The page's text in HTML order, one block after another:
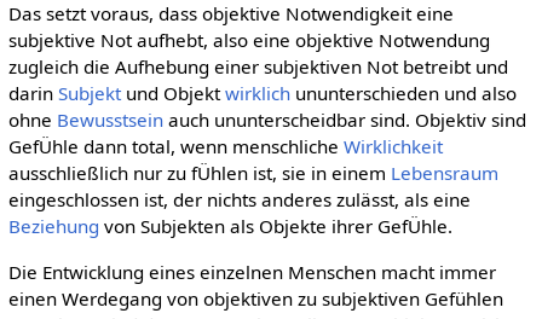
Das setzt voraus, dass objektive Notwendigkeit eine
subjektive Not aufhebt, also eine objektive Notwendung
zugleich die Aufhebung einer subjektiven Not betreibt und
darin Subjektund Objektwirklichununterschieden und also
ohne Bewusstseinauch ununterscheidbar sind. Objektiv sind
GefÜhle dann total, wenn menschliche Wirklichkeit
ausschließlich nur zu fÜhlen ist, sie in einem Lebensraum
eingeschlossen ist, der nichts anderes zulässt, als eine
Beziehung von Subjekten als Objekte ihrer GefÜhle.
Die Entwicklung eines einzelnen Menschen macht immer
einen Werdegang von objektiven zu subjektiven Gefühlen